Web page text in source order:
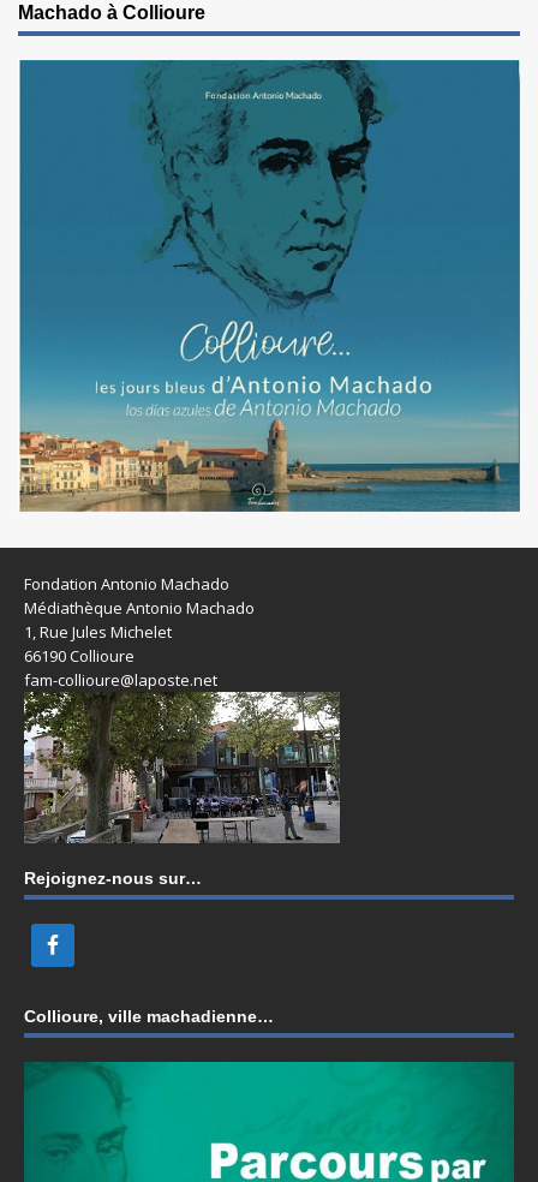
Machado à Collioure
Fondation Antonio Machado
Médiathèque Antonio Machado
1, Rue Jules Michelet
66190 Collioure
fam-collioure@laposte.net
Rejoignez-nous sur…
Collioure, ville machadienne…